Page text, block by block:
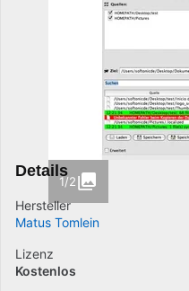
1/2
Details
Hersteller
Matus Tomlein
Lizenz
Kostenlos